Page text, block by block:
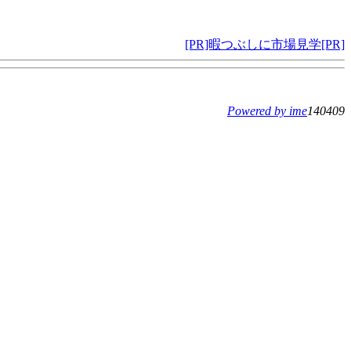
[PR]暇つぶしに市場見学[PR]
Powered by ime140409